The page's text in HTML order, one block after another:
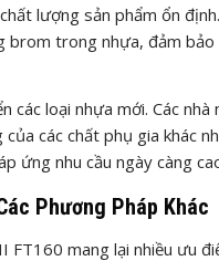
lượng sản phẩm ổn
trong nhựa, đảm
loại nhựa mới. Các
các chất phụ gia khác
ứng nhu cầu ngày càng
Phương Pháp Khác
mang lại nhiều ưu